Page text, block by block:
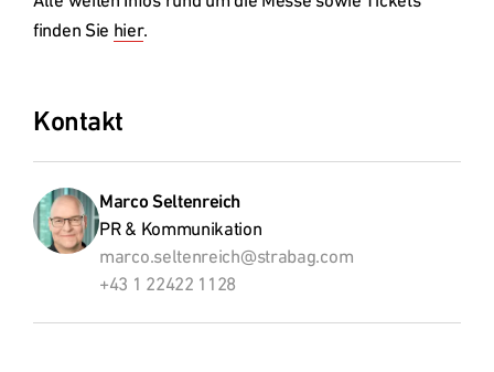
Slovensko
International
finden Sie hier.
Kontakt
Marco Seltenreich
PR & Kommunikation
marco.seltenreich@strabag.com
+43 1 22422 1128